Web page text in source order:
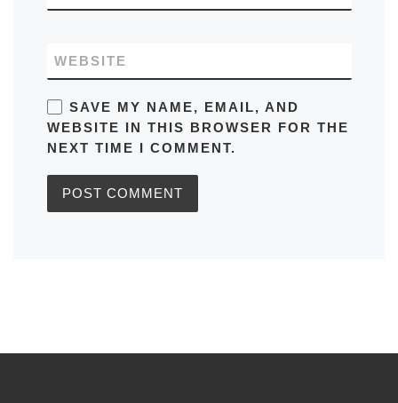
WEBSITE
SAVE MY NAME, EMAIL, AND
WEBSITE IN THIS BROWSER FOR THE
NEXT TIME I COMMENT.